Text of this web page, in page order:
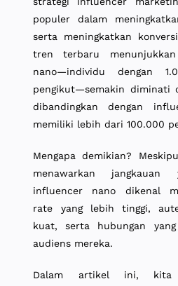
populer dalam
serta meningkatkan
tren terbaru
nano—individu dengan
pengikut—semakin diminati
dibandingkan dengan
memiliki lebih dari 100.000
Mengapa demikian?
menawarkan
influencer nano dikenal
rate yang lebih tinggi,
kuat, serta hubungan
audiens mereka.
Dalam artikel ini, kita